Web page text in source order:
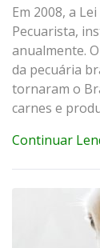
Em 2008, a
Pecuarista,
anualmente.
da pecuária
tornaram o
carnes e
Continuar